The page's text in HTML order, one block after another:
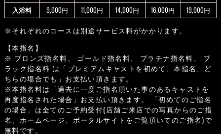
入浴料
9,000円 11,000円 14,000円 16,000円 19,000円
※それぞれのコースは別途サービス料がかかります。
【本指名】
※ ブロンズ指名料、 ゴールド指名料、 プラチナ指名料、 ブ
ラック指名料 は「プレミアムキャストを初めて、本指名、ど
ちらの場合でも」お支払い頂きます。
※本指名料は「過去に一度ご指名頂いた事のあるキャストを
再度指名された場合」お支払い頂きます。 「初めてのご指名
の場合」は全てのご予約受付(店舗ご来店での写真からのご指
名、ホームページ、ポータルサイトをご覧頂いてのご指名)で
無料です。